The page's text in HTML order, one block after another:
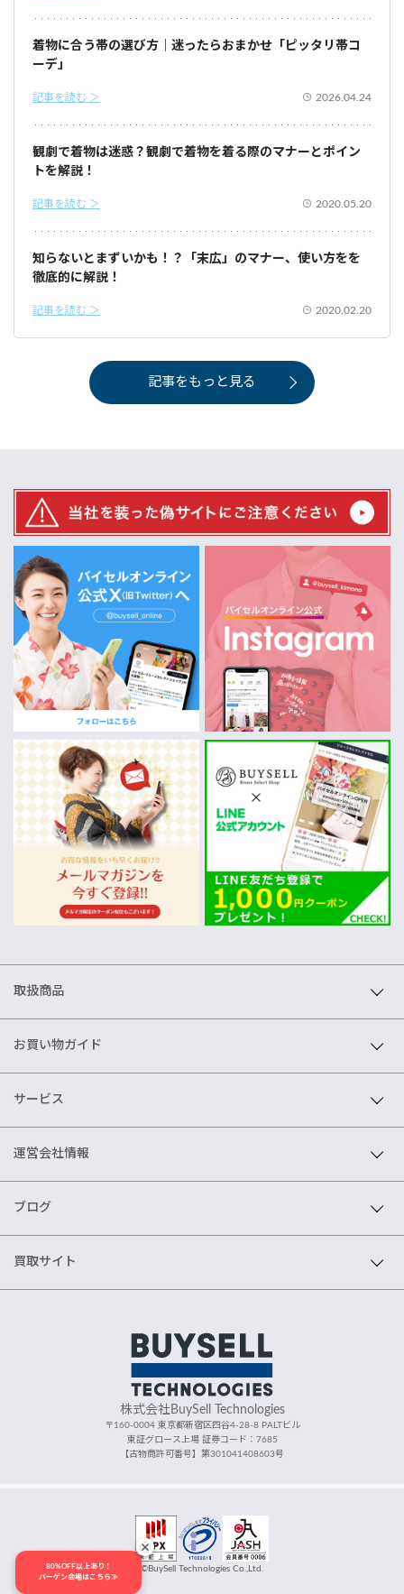
着物に合う帯の選び方｜迷ったらおまかせ「ピッタリ帯コ
ーデ」
記事を読む ＞ 2026.04.24
観劇で着物は迷惑？観劇で着物を着る際のマナーとポイン
トを解説！
記事を読む ＞ 2020.05.20
知らないとまずいかも！？「末広」のマナー、使い方をを
徹底的に解説！
記事を読む ＞ 2020.02.20
記事をもっと見る
取扱商品
お買い物ガイド
サービス
運営会社情報
ブログ
買取サイト
株式会社BuySell Technologies
〒160-0004 東京都新宿区四谷4-28-8 PALTビル
東証グロース上場 証券コード：7685
【古物商許可番号】第301041408603号
©BuySell Technologies Co.,Ltd.
80%OFF以上あり！
バーゲン会場はこちら≫